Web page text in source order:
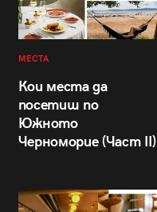
МЕСТА
Кои места да
посетиш по
Южното
Черноморие (Част II)